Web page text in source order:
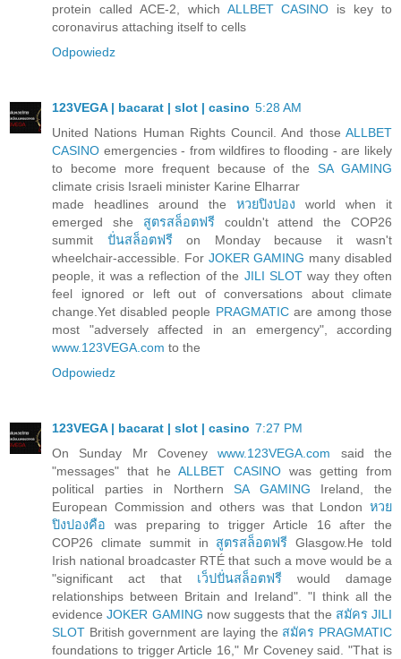
protein called ACE-2, which ALLBET CASINO is key to
coronavirus attaching itself to cells
Odpowiedz
123VEGA | bacarat | slot | casino 5:28 AM
United Nations Human Rights Council. And those ALLBET
CASINO emergencies - from wildfires to flooding - are likely
to become more frequent because of theSA GAMING
climate crisis Israeli minister Karine Elharrar
made headlines around the หวยปิงปอง world when it
emerged she สูตรสล็อตฟรีcouldn't attend the COP26
summit ปั่นสล็อตฟรีon Monday because it wasn't
wheelchair-accessible. For JOKER GAMING many disabled
people, it was a reflection of the JILI SLOTway they often
feel ignored or left out of conversations about climate
change.Yet disabled people PRAGMATICare among those
most "adversely affected in an emergency", according
www.123VEGA.com to the
Odpowiedz
123VEGA | bacarat | slot | casino 7:27 PM
On Sunday Mr Coveneywww.123VEGA.com said the
"messages" that heALLBET CASINOwas getting from
political parties in NorthernSA GAMING Ireland, the
European Commission and others was that London หวย
ปิงปองคือ was preparing to trigger Article 16 after the
COP26 climate summit in สูตรสล็อตฟรี Glasgow.He told
Irish national broadcaster RTÉ that such a move would be a
"significant act that เว็ปปั่นสล็อตฟรี would damage
relationships between Britain and Ireland". "I think all the
evidenceJOKER GAMING now suggests that the สมัคร JILI
SLOT British government are laying the สมัคร PRAGMATIC
foundations to trigger Article 16," Mr Coveney said. "That is